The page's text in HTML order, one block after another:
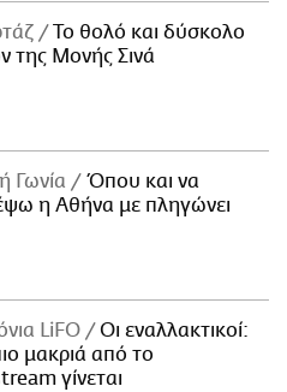
Το θολό και δύσκολο
της Μονής Σινά
Γωνία
Όπου και να
η Αθήνα με πληγώνει
LiFO
Οι εναλλακτικοί:
μακριά από το
γίνεται